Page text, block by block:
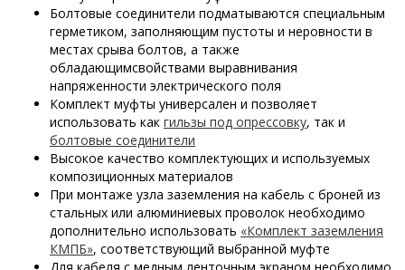
Болтовые соединители подматываются специальным
герметиком, заполняющим пустоты и неровности в
местах срыва болтов, а также
обладающимсвойствами выравнивания
напряженности электрического поля
Комплект муфты универсален и позволяет
использовать как гильзы под опрессовку, так и
болтовые соединители
Высокое качество комплектующих и используемых
композиционных материалов
При монтаже узла заземления на кабель с броней из
стальных или алюминиевых проволок необходимо
дополнительно использовать «Комплект заземления
КМПБ», соответствующий выбранной муфте
Для кабеля с медным ленточным экраном необходимо